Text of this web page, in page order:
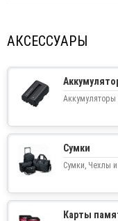
АКСЕССУАРЫ
Аккумуляторы
Сумки
Сумки, Чехлы
Карты